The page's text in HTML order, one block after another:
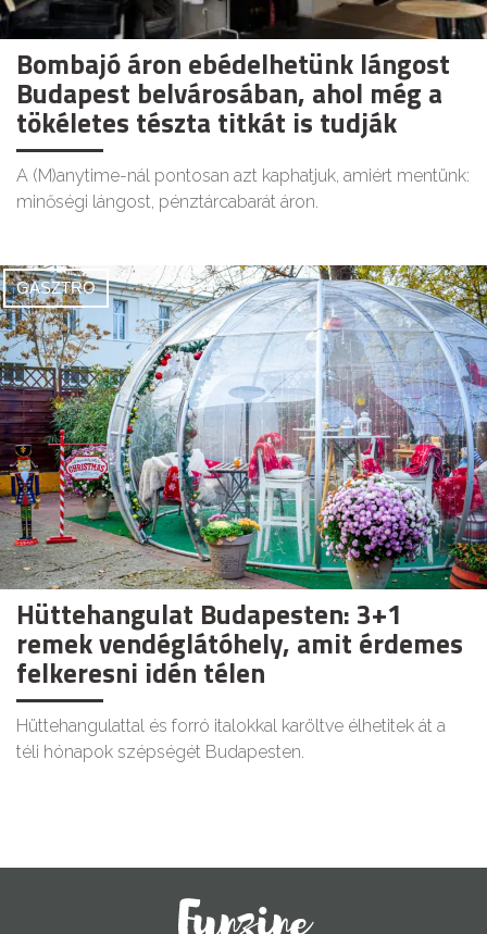
Bombajó áron ebédelhetünk lángost
Budapest belvárosában, ahol még a
tökéletes tészta titkát is tudják
A (M)anytime-nál pontosan azt kaphatjuk, amiért mentünk:
minőségi lángost, pénztárcabarát áron.
GASZTRO
Hüttehangulat Budapesten: 3+1
remek vendéglátóhely, amit érdemes
felkeresni idén télen
Hüttehangulattal és forró italokkal karöltve élhetitek át a
téli hónapok szépségét Budapesten.